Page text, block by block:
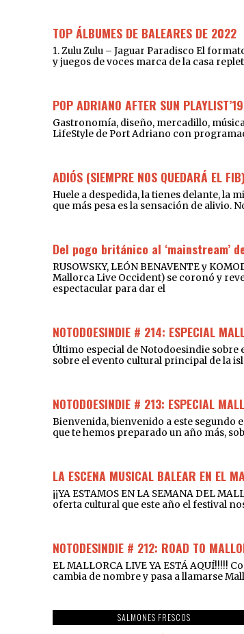
TOP ÁLBUMES DE BALEARES DE 2022
1. Zulu Zulu – Jaguar Paradisco El
y juegos de voces marca de la casa
POP ADRIANO AFTER SUN PLAYLIST’19
Gastronomía, diseño, mercadillo,
LifeStyle de Port Adriano con
ADIÓS (SIEMPRE NOS QUEDARÁ EL FIB)
Huele a despedida, la tienes delante, la
que más pesa es la sensación de alivio.
Del pogo británico al ‘mainstream’
RUSOWSKY, LEÓN BENAVENTE y
Mallorca Live Occident) se coronó y
espectacular para dar el
NOTODOESINDIE # 214: ESPECIAL
Último especial de Notodoesindie sobre
sobre el evento cultural principal de la
NOTODOESINDIE # 213: ESPECIAL
Bienvenida, bienvenido a este segundo
que te hemos preparado un año más,
LA ESCENA MUSICAL BALEAR EN EL
¡¡YA ESTAMOS EN LA SEMANA DEL
oferta cultural que este año el festival
NOTODESINDIE # 212: ROAD TO
EL MALLORCA LIVE YA ESTÁ
cambia de nombre y pasa a llamarse
SALMONES FRESCOS